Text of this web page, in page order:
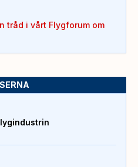
tråd i vårt Flygforum om